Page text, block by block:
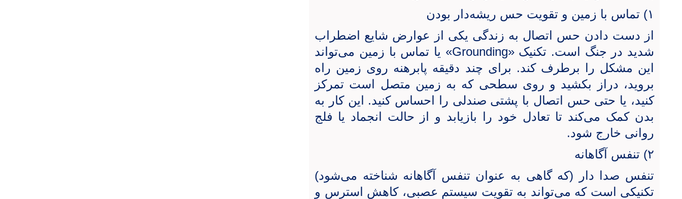
۱) تماس با زمین و تقویت حس ریشه‌دار بودن
از دست دادن حس اتصال به زندگی یکی از عوارض شایع اضطراب
شدید در جنگ است. تکنیک «Grounding» یا تماس با زمین می‌تواند
این مشکل را برطرف کند. برای چند دقیقه پابرهنه روی زمین راه
بروید، دراز بکشید و روی سطحی که به زمین متصل است تمرکز
کنید، یا حتی حس اتصال با پشتی صندلی را احساس کنید. این کار به
بدن کمک می‌کند تا تعادل خود را بازیابد و از حالت انجماد یا فلج
روانی خارج شود.
۲) تنفس آگاهانه
تنفس صدا دار (که گاهی به عنوان تنفس آگاهانه شناخته می‌شود)
تکنیکی است که می‌تواند به تقویت سیستم عصبی، کاهش استرس و